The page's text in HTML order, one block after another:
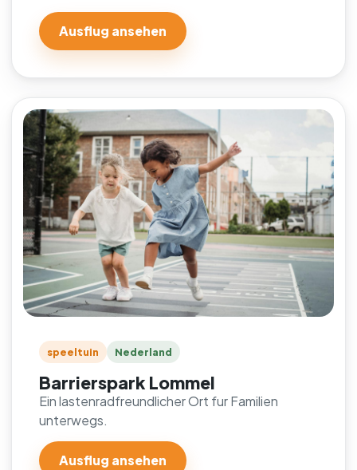
Ausflug ansehen
speeltuin Nederland
Barrierspark Lommel
Ein lastenradfreundlicher Ort fur Familien
unterwegs.
Ausflug ansehen